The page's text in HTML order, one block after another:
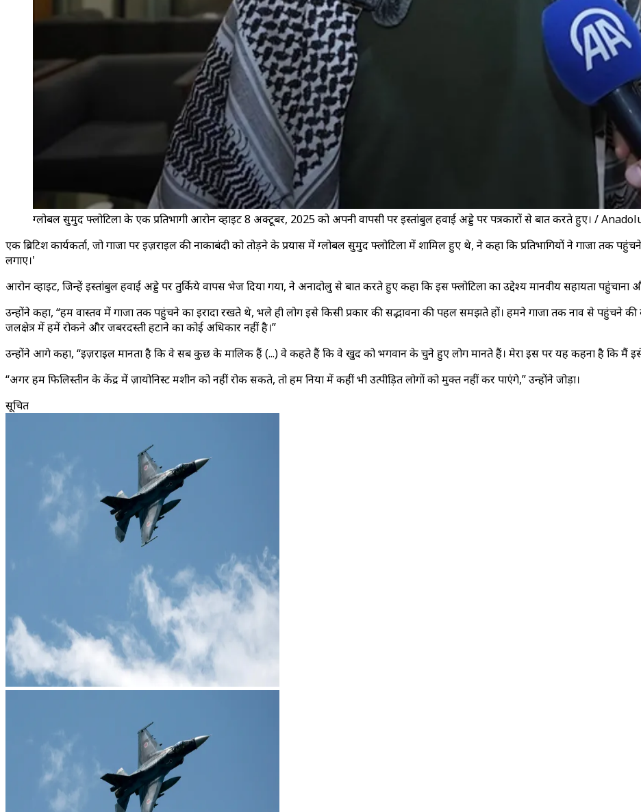
ग्लोबल सुमुद फ्लोटिला के एक प्रतिभागी आरोन व्हाइट 8 अक्टूबर, 2025 को अपनी वापसी पर इस्तांबुल हवाई अड्डे पर पत्रकारों से बात करते हुए। /
एक ब्रिटिश कार्यकर्ता, जो गाजा पर इज़राइल की नाकाबंदी को तोड़ने के प्रयास में ग्लोबल सुमुद फ्लोटिला में शामिल हुए थे, ने कहा कि प्रतिभागियों ने गाजा तक
लगाए।'
आरोन व्हाइट, जिन्हें इस्तांबुल हवाई अड्डे पर तुर्किये वापस भेज दिया गया, ने अनादोलु से बात करते हुए कहा कि इस फ्लोटिला का उद्देश्य मानवीय सहायता पहुंचाना
उन्होंने कहा, “हम वास्तव में गाजा तक पहुंचने का इरादा रखते थे, भले ही लोग इसे किसी प्रकार की सद्भावना की पहल समझते हों। हमने गाजा तक नाव से पहुंचने की
जलक्षेत्र में हमें रोकने और जबरदस्ती हटाने का कोई अधिकार नहीं है।”
उन्होंने आगे कहा, “इज़राइल मानता है कि वे सब कुछ के मालिक हैं (...) वे कहते हैं कि वे खुद को भगवान के चुने हुए लोग मानते हैं। मेरा इस पर यह कहना है कि मैं इसे
“अगर हम फिलिस्तीन के केंद्र में ज़ायोनिस्ट मशीन को नहीं रोक सकते, तो हम दुनिया में कहीं भी उत्पीड़ित लोगों को मुक्त नहीं कर पाएंगे,” उन्होंने जोड़ा।
सूचित